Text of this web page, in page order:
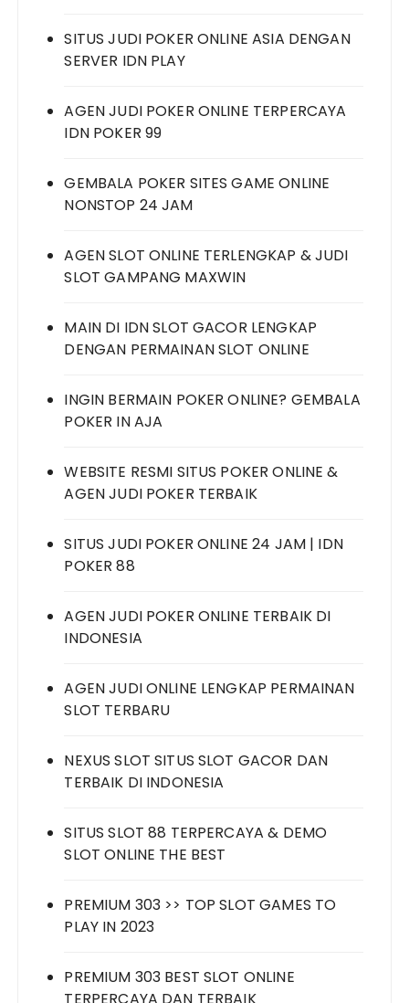
SITUS JUDI POKER ONLINE ASIA DENGAN
SERVER IDN PLAY
AGEN JUDI POKER ONLINE TERPERCAYA
IDN POKER 99
GEMBALA POKER SITES GAME ONLINE
NONSTOP 24 JAM
AGEN SLOT ONLINE TERLENGKAP & JUDI
SLOT GAMPANG MAXWIN
MAIN DI IDN SLOT GACOR LENGKAP
DENGAN PERMAINAN SLOT ONLINE
INGIN BERMAIN POKER ONLINE? GEMBALA
POKER IN AJA
WEBSITE RESMI SITUS POKER ONLINE &
AGEN JUDI POKER TERBAIK
SITUS JUDI POKER ONLINE 24 JAM | IDN
POKER 88
AGEN JUDI POKER ONLINE TERBAIK DI
INDONESIA
AGEN JUDI ONLINE LENGKAP PERMAINAN
SLOT TERBARU
NEXUS SLOT SITUS SLOT GACOR DAN
TERBAIK DI INDONESIA
SITUS SLOT 88 TERPERCAYA & DEMO
SLOT ONLINE THE BEST
PREMIUM 303 >> TOP SLOT GAMES TO
PLAY IN 2023
PREMIUM 303 BEST SLOT ONLINE